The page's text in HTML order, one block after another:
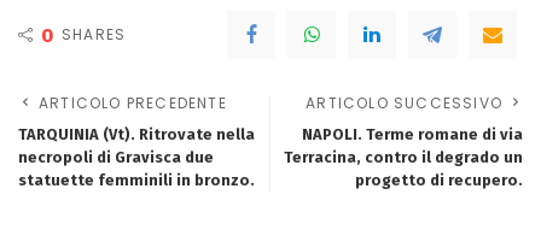
0 SHARES
ARTICOLO PRECEDENTE
TARQUINIA (Vt). Ritrovate nella
necropoli di Gravisca due
statuette femminili in bronzo.
ARTICOLO SUCCESSIVO
NAPOLI. Terme romane di via
Terracina, contro il degrado un
progetto di recupero.